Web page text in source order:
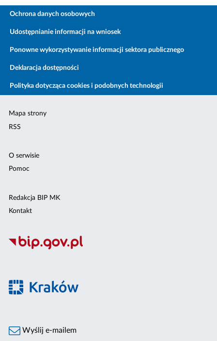
Ochrona danych osobowych
Udostępnianie informacji na wniosek
Ponowne wykorzystywanie informacji sektora publicznego
Deklaracja dostępności
Polityka dotycząca cookies i podobnych technologii
Mapa strony
RSS
O serwisie
Pomoc
Redakcja BIP MK
Kontakt
Wyślij e-mailem